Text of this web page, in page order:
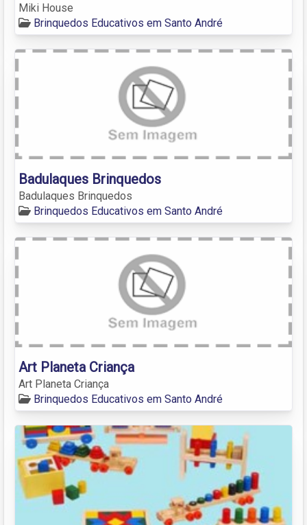
Miki House
Brinquedos Educativos em Santo André
Badulaques Brinquedos
Badulaques Brinquedos
Brinquedos Educativos em Santo André
Art Planeta Criança
Art Planeta Criança
Brinquedos Educativos em Santo André